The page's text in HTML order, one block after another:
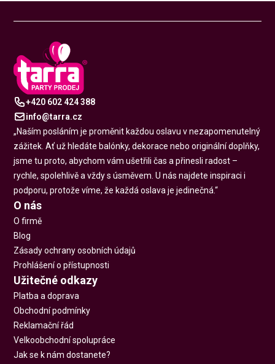
+420 602 424 388
info@tarra.cz
„Naším posláním je proměnit každou oslavu v nezapomenutelný
zážitek. Ať už hledáte balónky, dekorace nebo originální doplňky,
jsme tu proto, abychom vám ušetřili čas a přinesli radost –
rychle, spolehlivě a vždy s úsměvem. U nás najdete inspiraci i
podporu, protože víme, že každá oslava je jedinečná.“
O nás
O firmě
Blog
Zásady ochrany osobních údajů
Prohlášení o přístupnosti
Užitečné odkazy
Platba a doprava
Obchodní podmínky
Reklamační řád
Velkoobchodní spolupráce
Jak se k nám dostanete?